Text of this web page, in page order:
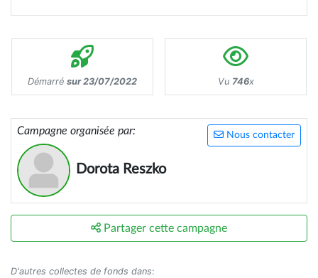
Démarré sur 23/07/2022 Vu 746x
Nous contacter
Campagne organisée par:
Dorota Reszko
Partager cette campagne
D'autres collectes de fonds dans: